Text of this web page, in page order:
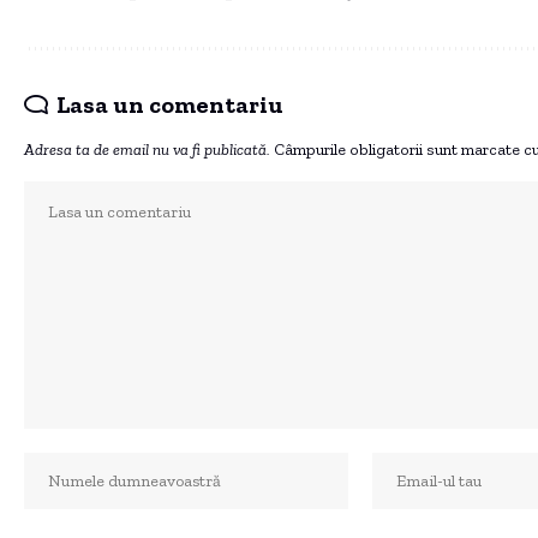
Lasa un comentariu
Adresa ta de email nu va fi publicată. Câmpurile obligatorii sunt marcate cu